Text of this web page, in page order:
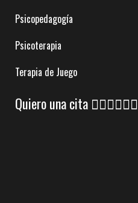
Psicopedagogía
Psicoterapia
Terapia de Juego
Quiero una cita 👇🏼👇🏼👇🏼